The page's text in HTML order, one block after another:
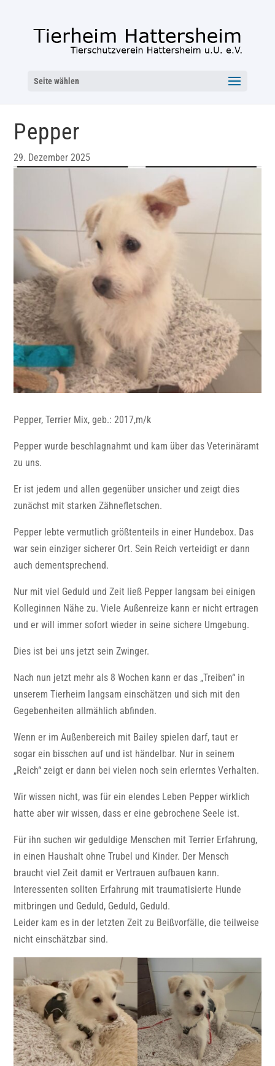
Seite wählen
Pepper
29. Dezember 2025
Pepper, Terrier Mix, geb.: 2017,m/k
Pepper wurde beschlagnahmt und kam über das Veterinäramt
zu uns.
Er ist jedem und allen gegenüber unsicher und zeigt dies
zunächst mit starken Zähnefletschen.
Pepper lebte vermutlich größtenteils in einer Hundebox. Das
war sein einziger sicherer Ort. Sein Reich verteidigt er dann
auch dementsprechend.
Nur mit viel Geduld und Zeit ließ Pepper langsam bei einigen
Kolleginnen Nähe zu. Viele Außenreize kann er nicht ertragen
und er will immer sofort wieder in seine sichere Umgebung.
Dies ist bei uns jetzt sein Zwinger.
Nach nun jetzt mehr als 8 Wochen kann er das „Treiben“ in
unserem Tierheim langsam einschätzen und sich mit den
Gegebenheiten allmählich abfinden.
Wenn er im Außenbereich mit Bailey spielen darf, taut er
sogar ein bisschen auf und ist händelbar. Nur in seinem
„Reich“ zeigt er dann bei vielen noch sein erlerntes Verhalten.
Wir wissen nicht, was für ein elendes Leben Pepper wirklich
hatte aber wir wissen, dass er eine gebrochene Seele ist.
Für ihn suchen wir geduldige Menschen mit Terrier Erfahrung,
in einen Haushalt ohne Trubel und Kinder. Der Mensch
braucht viel Zeit damit er Vertrauen aufbauen kann.
Interessenten sollten Erfahrung mit traumatisierte Hunde
mitbringen und Geduld, Geduld, Geduld.
Leider kam es in der letzten Zeit zu Beißvorfälle, die teilweise
nicht einschätzbar sind.